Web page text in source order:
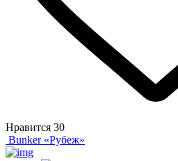
Нравится 30
Bunker «Рубеж»